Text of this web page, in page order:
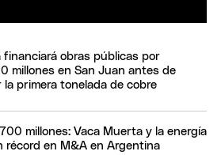
financiará obras públicas por
millones en San Juan antes de
la primera tonelada de cobre
millones: Vaca Muerta y la energía
récord en M&A en Argentina